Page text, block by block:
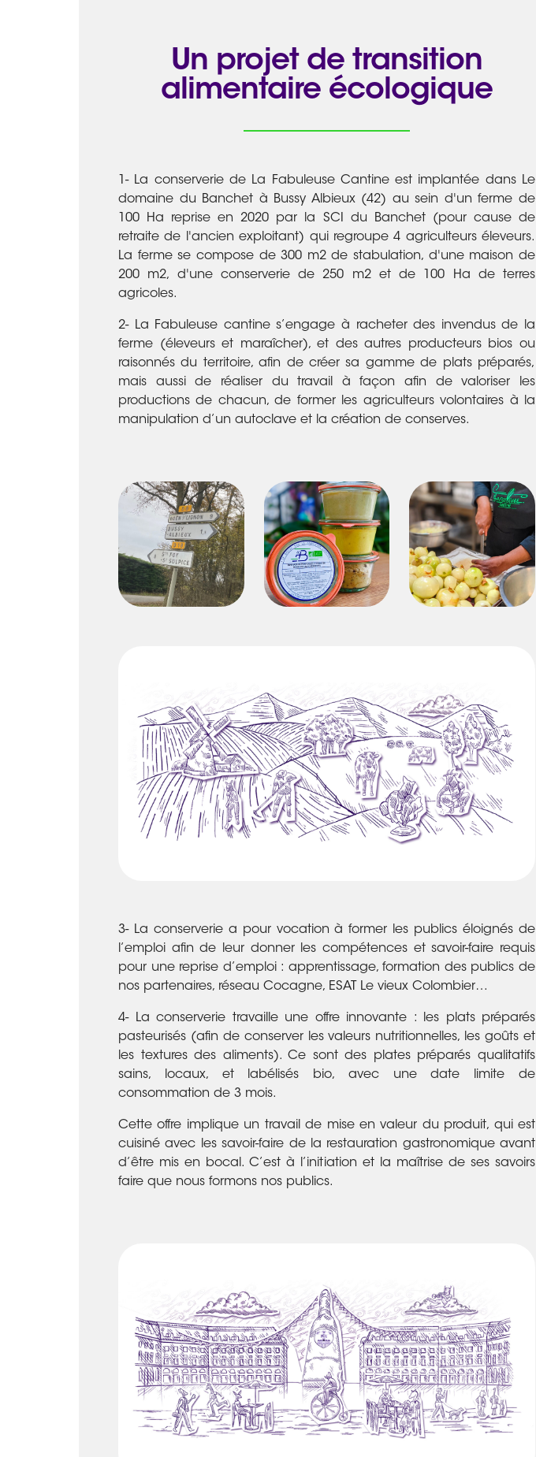
Un projet de transition
alimentaire écologique
1- La conserverie de La Fabuleuse Cantine est implantée dans Le
domaine du Banchet à Bussy Albieux (42) au sein d'un ferme de
100 Ha reprise en 2020 par la SCI du Banchet (pour cause de
retraite de l'ancien exploitant) qui regroupe 4 agriculteurs éleveurs.
La ferme se compose de 300 m2 de stabulation, d'une maison de
200 m2, d'une conserverie de 250 m2 et de 100 Ha de terres
agricoles.
2- La Fabuleuse cantine s’engage à racheter des invendus de la
ferme (éleveurs et maraîcher), et des autres producteurs bios ou
raisonnés du territoire, afin de créer sa gamme de plats préparés,
mais aussi de réaliser du travail à façon afin de valoriser les
productions de chacun, de former les agriculteurs volontaires à la
manipulation d’un autoclave et la création de conserves.
3- La conserverie a pour vocation à former les publics éloignés de
l’emploi afin de leur donner les compétences et savoir-faire requis
pour une reprise d’emploi : apprentissage, formation des publics de
nos partenaires, réseau Cocagne, ESAT Le vieux Colombier…
4- La conserverie travaille une offre innovante : les plats préparés
pasteurisés (afin de conserver les valeurs nutritionnelles, les goûts et
les textures des aliments). Ce sont des plates préparés qualitatifs
sains, locaux, et labélisés bio, avec une date limite de
consommation de 3 mois.
Cette offre implique un travail de mise en valeur du produit, qui est
cuisiné avec les savoir-faire de la restauration gastronomique avant
d’être mis en bocal. C’est à l’initiation et la maîtrise de ses savoirs
faire que nous formons nos publics.